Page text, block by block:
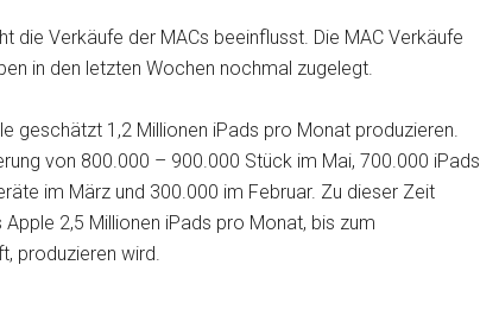
die Verkäufe der MACs beeinflusst. Die MAC Verkäufe
in den letzten Wochen nochmal zugelegt.
geschätzt 1,2 Millionen iPads pro Monat produzieren.
von 800.000 – 900.000 Stück im Mai, 700.000 iPads
im März und 300.000 im Februar. Zu dieser Zeit
2,5 Millionen iPads pro Monat, bis zum
produzieren wird.